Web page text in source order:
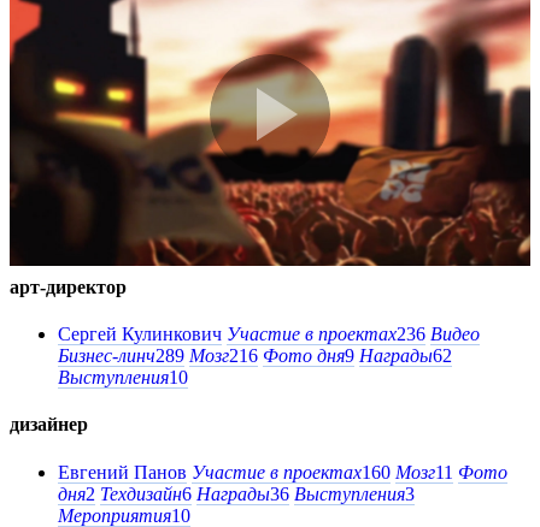
арт-директор
Сергей Кулинкович Участие в проектах236 Видео
Бизнес-линч289 Мозг216 Фото дня9 Награды62
Выступления10
дизайнер
Евгений Панов Участие в проектах160 Мозг11 Фото
дня2 Техдизайн6 Награды36 Выступления3
Мероприятия10